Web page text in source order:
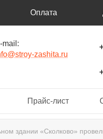
Оплата
mail:
zashita.ru
Прайс-лист
здании «Сколково»